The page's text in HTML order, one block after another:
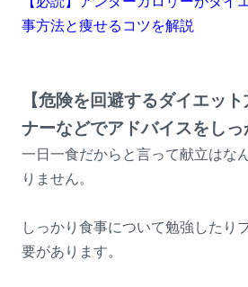
事方法と痩せるコツを解説
【危険を回避するダイエッ
ナーなどでアドバイスをしっ
一日一食だからと言って献立はな
りません。
しっかり食事について勉強したり
要があります。